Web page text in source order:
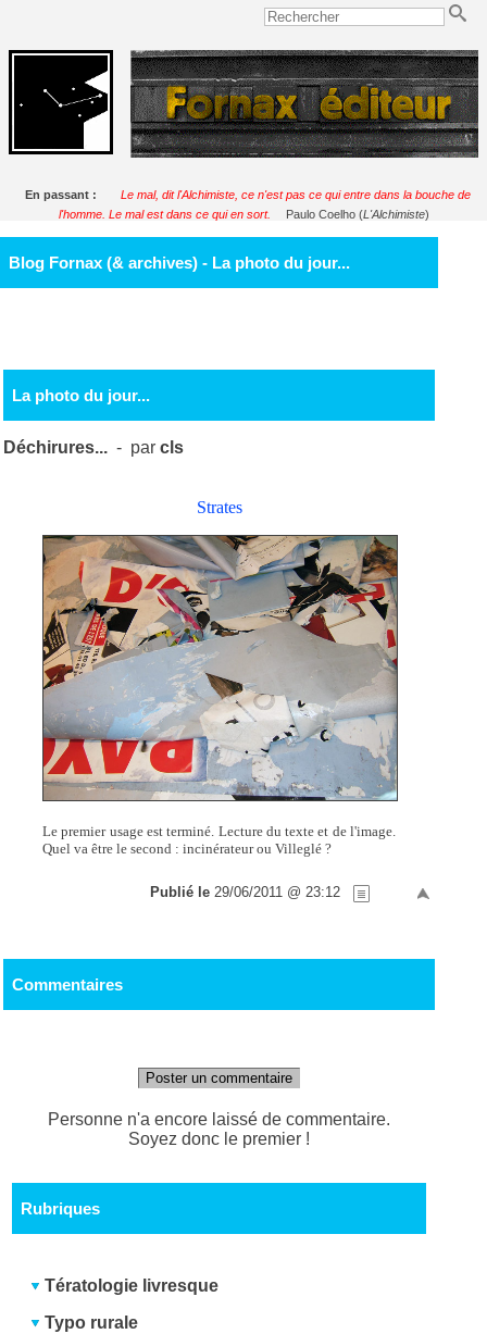
En passant :
Le mal, dit l'Alchimiste, ce n'est pas ce qui entre dans la bouche de
l'homme. Le mal est dans ce qui en sort.
Paulo Coelho (L'Alchimiste)
Blog Fornax (& archives) - La photo du jour...
La photo du jour...
Déchirures... - parcls
Strates
Le premier usage est terminé. Lecture du texte et de l'image.
Quel va être le second : incinérateur ou Villeglé ?
Publié le 29/06/2011 @ 23:12
Commentaires
Poster un commentaire
Personne n'a encore laissé de commentaire.
Soyez donc le premier !
Rubriques
Tératologie livresque
Typo rurale